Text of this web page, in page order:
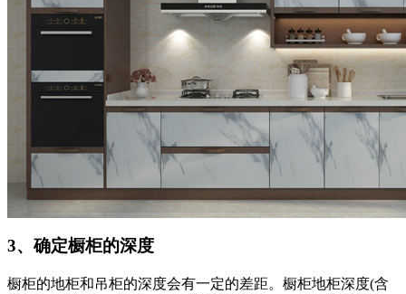
3、确定橱柜的深度
橱柜的地柜和吊柜的深度会有一定的差距。橱柜地柜深度(含